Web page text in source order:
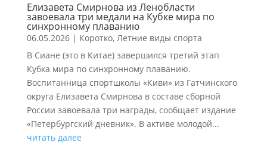
Елизавета Смирнова из Ленобласти
завоевала три медали на Кубке мира по
синхронному плаванию
06.05.2026| Коротко, Летние виды спорта
В Сиане (это в Китае) завершился третий этап
Кубка мира по синхронному плаванию.
Воспитанница спортшколы «Киви» из Гатчинского
округа Елизавета Смирнова в составе сборной
России завоевала три награды, сообщает издание
«Петербургский дневник». В активе молодой...
читать далее